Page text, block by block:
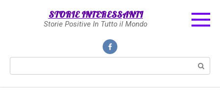
STORIE INTERESSANTI
Storie Positive In Tutto il Mondo